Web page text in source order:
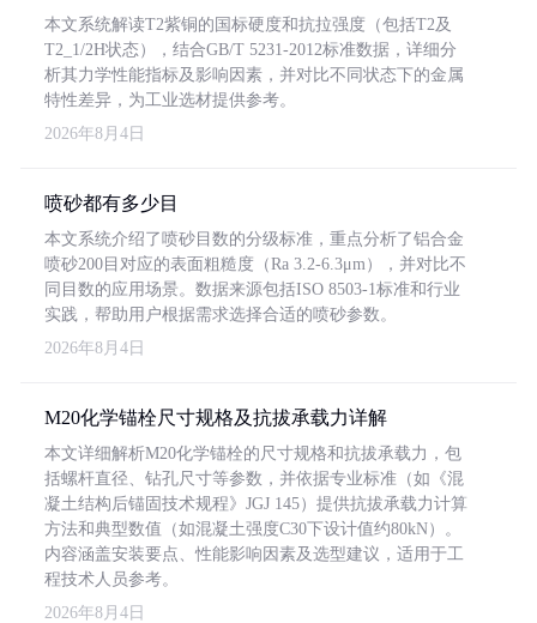
本文系统解读T2紫铜的国标硬度和抗拉强度（包括T2及
T2_1/2H状态），结合GB/T 5231-2012标准数据，详细分
析其力学性能指标及影响因素，并对比不同状态下的金属
特性差异，为工业选材提供参考。
2026年8月4日
喷砂都有多少目
本文系统介绍了喷砂目数的分级标准，重点分析了铝合金
喷砂200目对应的表面粗糙度（Ra 3.2-6.3μm），并对比不
同目数的应用场景。数据来源包括ISO 8503-1标准和行业
实践，帮助用户根据需求选择合适的喷砂参数。
2026年8月4日
M20化学锚栓尺寸规格及抗拔承载力详解
本文详细解析M20化学锚栓的尺寸规格和抗拔承载力，包
括螺杆直径、钻孔尺寸等参数，并依据专业标准（如《混
凝土结构后锚固技术规程》JGJ 145）提供抗拔承载力计算
方法和典型数值（如混凝土强度C30下设计值约80kN）。
内容涵盖安装要点、性能影响因素及选型建议，适用于工
程技术人员参考。
2026年8月4日